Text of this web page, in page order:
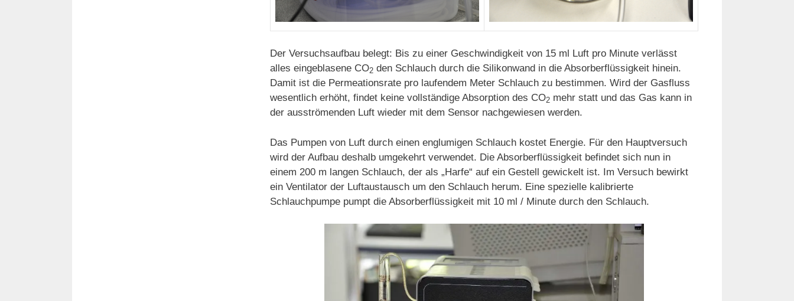
Der Versuchsaufbau belegt: Bis zu einer Geschwindigkeit von 15 ml Luft pro Minute verlässt
alles eingeblasene CO2 den Schlauch durch die Silikonwand in die Absorberflüssigkeit hinein.
Damit ist die Permeationsrate pro laufendem Meter Schlauch zu bestimmen. Wird der Gasfluss
wesentlich erhöht, findet keine vollständige Absorption des CO2 mehr statt und das Gas kann in
der ausströmenden Luft wieder mit dem Sensor nachgewiesen werden.
Das Pumpen von Luft durch einen englumigen Schlauch kostet Energie. Für den Hauptversuch
wird der Aufbau deshalb umgekehrt verwendet. Die Absorberflüssigkeit befindet sich nun in
einem 200 m langen Schlauch, der als „Harfe“ auf ein Gestell gewickelt ist. Im Versuch bewirkt
ein Ventilator der Luftaustausch um den Schlauch herum. Eine spezielle kalibrierte
Schlauchpumpe pumpt die Absorberflüssigkeit mit 10 ml / Minute durch den Schlauch.